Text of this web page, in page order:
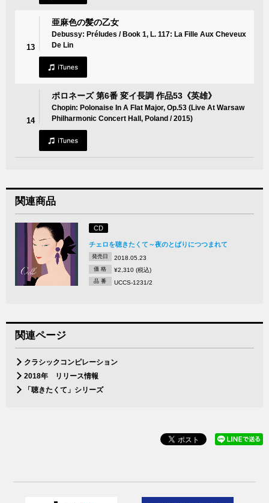
13
亜麻色の髪の乙女
Debussy: Préludes / Book 1, L. 117: La Fille Aux Cheveux
De Lin
14
ポロネーズ 第6番 変イ長調 作品53《英雄》
Chopin: Polonaise In A Flat Major, Op.53 (Live At Warsaw
Philharmonic Concert Hall, Poland / 2015)
関連商品
CD
チェロを聴きたくて～夜のとばりにつつまれて
発売日 2018.05.23
価 格 ¥2,310 (税込)
品 番 UCCS-1231/2
関連ページ
クラシックコンピレーション
2018年 リリース情報
「聴きたくて」シリーズ